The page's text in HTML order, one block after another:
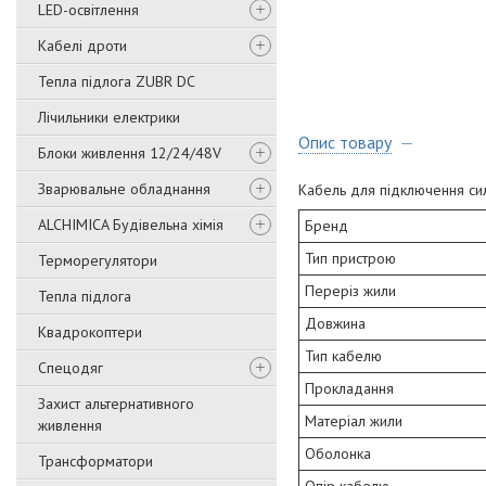
LED-освітлення
Кабелі дроти
Тепла підлога ZUBR DC
Лічильники електрики
Блоки живлення 12/24/48V
Зварювальне обладнання
ALCHIMICA Будівельна хімія
Терморегулятори
Тепла підлога
Квадрокоптери
Спецодяг
Захист альтернативного
живлення
Трансформатори
Опис товару
Кабель для підключення
Бренд
Тип пристрою
Переріз жили
Довжина
Тип кабелю
Прокладання
Матеріал жили
Оболонка